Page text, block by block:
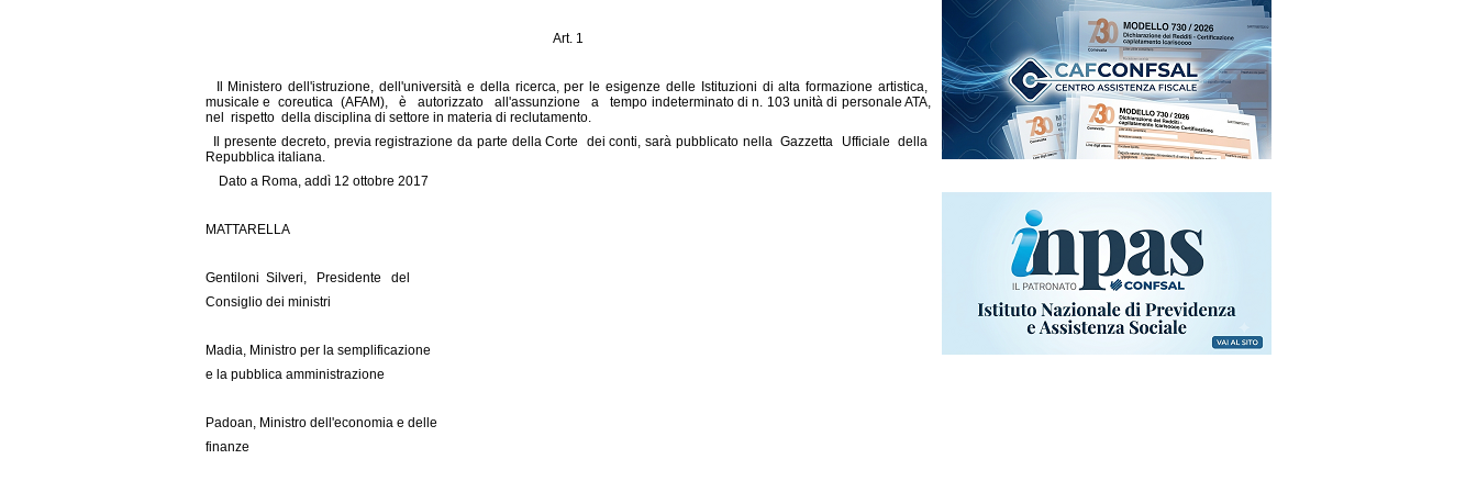
Art. 1
Il Ministero dell'istruzione, dell'università e della ricerca, per le esigenze delle Istituzioni di alta formazione artistica,
musicale e coreutica (AFAM), è autorizzato all'assunzione a tempo indeterminato di n. 103 unità di personale ATA,
nel rispetto della disciplina di settore in materia di reclutamento.
Il presente decreto, previa registrazione da parte della Corte dei conti, sarà pubblicato nella Gazzetta Ufficiale della
Repubblica italiana.
Dato a Roma, addì 12 ottobre 2017
MATTARELLA
Gentiloni Silveri, Presidente del
Consiglio dei ministri
Madia, Ministro per la semplificazione
e la pubblica amministrazione
Padoan, Ministro dell'economia e delle
finanze